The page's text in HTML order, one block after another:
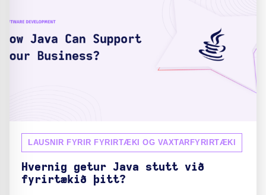
LAUSNIR FYRIR FYRIRTÆKI OG VAXTARFYRIRTÆKI
Hvernig getur Java stutt við
fyrirtækið þitt?